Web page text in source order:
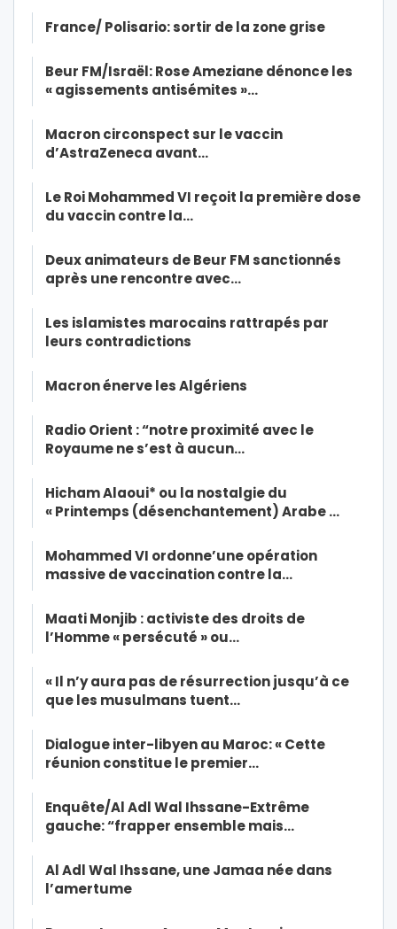
France/ Polisario: sortir de la zone grise
Beur FM/Israël: Rose Ameziane dénonce les
« agissements antisémites »…
Macron circonspect sur le vaccin
d’AstraZeneca avant…
Le Roi Mohammed VI reçoit la première dose
du vaccin contre la…
Deux animateurs de Beur FM sanctionnés
après une rencontre avec…
Les islamistes marocains rattrapés par
leurs contradictions
Macron énerve les Algériens
Radio Orient : “notre proximité avec le
Royaume ne s’est à aucun…
Hicham Alaoui* ou la nostalgie du
« Printemps (désenchantement) Arabe …
Mohammed VI ordonne’une opération
massive de vaccination contre la…
Maati Monjib : activiste des droits de
l’Homme « persécuté » ou…
« Il n’y aura pas de résurrection jusqu’à ce
que les musulmans tuent…
Dialogue inter-libyen au Maroc: « Cette
réunion constitue le premier…
Enquête/Al Adl Wal Ihssane-Extrême
gauche: “frapper ensemble mais…
Al Adl Wal Ihssane, une Jamaa née dans
l’amertume